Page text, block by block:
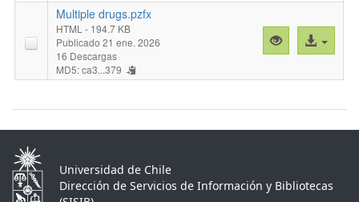
Activity.pzfx"
Multiple drugs.pzfx
HTML - 194.7 KB
Publicado 21 ene. 2026
16 Descargas
MD5: ca3...379
Vista
previa
Acceso
al
Universidad de Chile
Dirección de Servicios de Información y Bibliotecas